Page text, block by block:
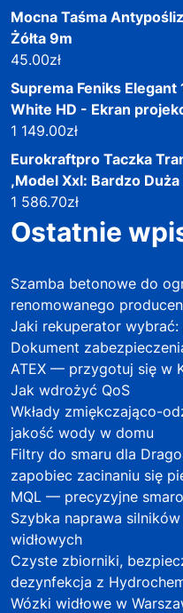
Mocna Taśma
Żółta 9m
45.00zł
Suprema Feniks
White HD - Ekran
1 149.00zł
Eurokraftpro Taczka
,Model Xxl: Bardzo Duża
1 586.70zł
Ostatnie
Szamba betonowe do
renomowanego
Jaki rekuperator
Dokument
ATEX — przygotuj się w
Jak wdrożyć QoS
Wkłady zmiękczająco-
jakość wody w domu
Filtry do smaru dla
zapobiec zacinaniu się
MQL — precyzyjne
Szybka naprawa
widłowych
Czyste zbiorniki,
dezynfekcja z
Wózki widłowe w